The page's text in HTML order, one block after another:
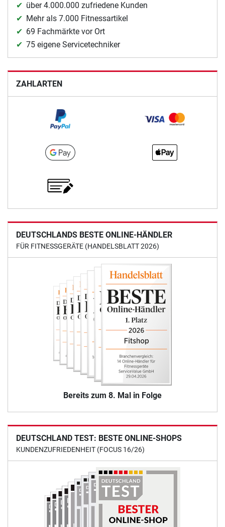
über 4.000.000 zufriedene Kunden
Mehr als 7.000 Fitnessartikel
69 Fachmärkte vor Ort
75 eigene Servicetechniker
ZAHLARTEN
DEUTSCHLANDS BESTE ONLINE-HÄNDLER
FÜR FITNESSGERÄTE (HANDELSBLATT 2026)
Bereits zum 8. Mal in Folge
DEUTSCHLAND TEST: BESTE ONLINE-SHOPS
KUNDENZUFRIEDENHEIT (FOCUS 16/26)